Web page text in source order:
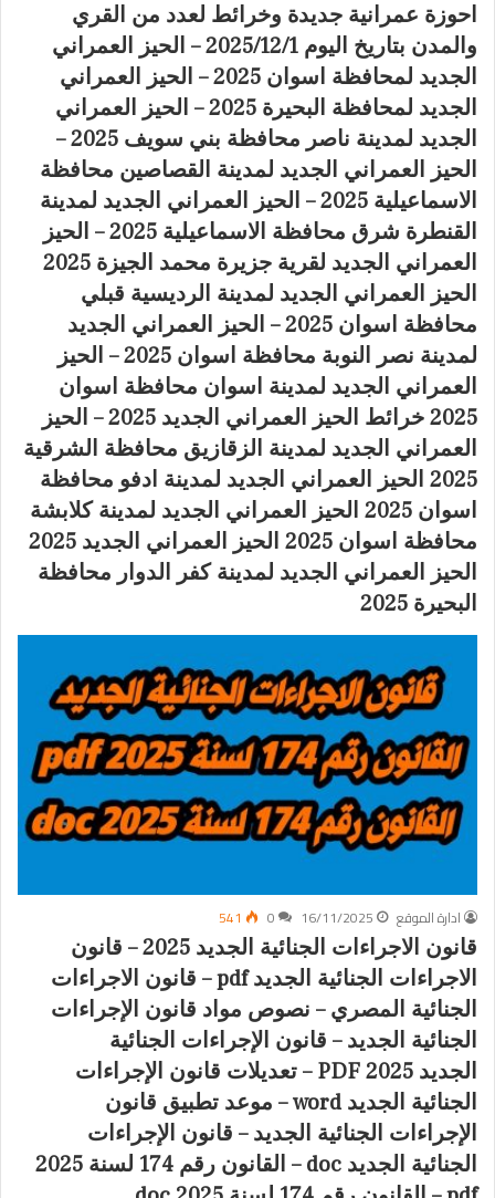
احوزة عمرانية جديدة وخرائط لعدد من القري
والمدن بتاريخ اليوم 2025/12/1 – الحيز العمراني
الجديد لمحافظة اسوان 2025 – الحيز العمراني
الجديد لمحافظة البحيرة 2025 – الحيز العمراني
الجديد لمدينة ناصر محافظة بني سويف 2025 –
الحيز العمراني الجديد لمدينة القصاصين محافظة
الاسماعيلية 2025 – الحيز العمراني الجديد لمدينة
القنطرة شرق محافظة الاسماعيلية 2025 – الحيز
العمراني الجديد لقرية جزيرة محمد الجيزة 2025
الحيز العمراني الجديد لمدينة الرديسية قبلي
محافظة اسوان 2025 – الحيز العمراني الجديد
لمدينة نصر النوبة محافظة اسوان 2025 – الحيز
العمراني الجديد لمدينة اسوان محافظة اسوان
2025 خرائط الحيز العمراني الجديد 2025 – الحيز
العمراني الجديد لمدينة الزقازيق محافظة الشرقية
2025 الحيز العمراني الجديد لمدينة ادفو محافظة
اسوان 2025 الحيز العمراني الجديد لمدينة كلابشة
محافظة اسوان 2025 الحيز العمراني الجديد 2025
الحيز العمراني الجديد لمدينة كفر الدوار محافظة
البحيرة 2025
ادارة الموقع 16/11/2025
0
541
قانون الاجراءات الجنائية الجديد 2025 – قانون
الاجراءات الجنائية الجديد pdf – قانون الاجراءات
الجنائية المصري – نصوص مواد قانون الإجراءات
الجنائية الجديد – قانون الإجراءات الجنائية
الجديد 2025 PDF – تعديلات قانون الإجراءات
الجنائية الجديد word – موعد تطبيق قانون
الإجراءات الجنائية الجديد – قانون الإجراءات
الجنائية الجديد doc – القانون رقم 174 لسنة 2025